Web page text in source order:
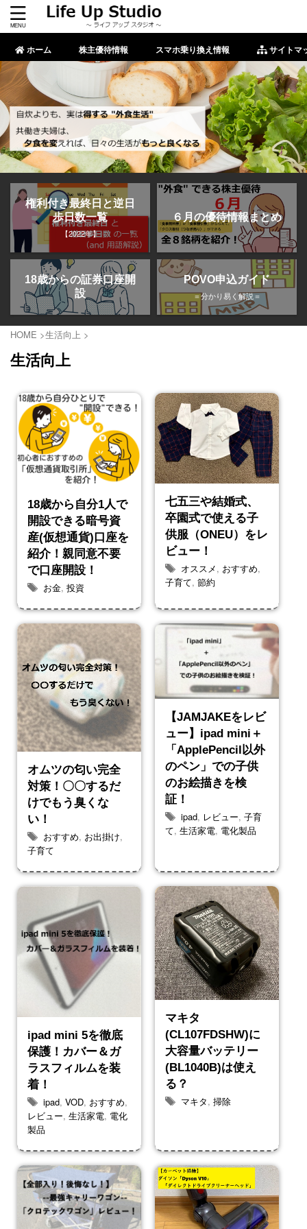
ホーム 株主優待情報 スマホ乗り換え情報 サイトマ
権利付き最終日と逆日
歩日数一覧
【2022年】
６月の優待情報まとめ
18歳からの証券口座開
設
POVO申込ガイド
＝分かり易く解説＝
HOME >生活向上 >
生活向上
18歳から自分1人で
開設できる暗号資
産(仮想通貨)口座を
紹介！親同意不要
で口座開設！
お金, 投資
七五三や結婚式、
卒園式で使える子
供服（ONEU）をレ
ビュー！
オススメ, おすすめ,
子育て,節約
オムツの匂い完全
対策！〇〇するだ
けでもう臭くな
い！
おすすめ, お出掛け,
子育て
【JAMJAKEをレビ
ュー】ipad mini＋
「ApplePencil以外
のペン」での子供
のお絵描きを検
証！
ipad, レビュー,子育
て,生活家電, 電化製品
ipad mini 5を徹底
保護！カバー＆ガ
ラスフィルムを装
着！
ipad, VOD, おすすめ,
レビュー, 生活家電, 電化
製品
マキタ
(CL107FDSHW)に
大容量バッテリー
(BL1040B)は使え
る？
マキタ,掃除